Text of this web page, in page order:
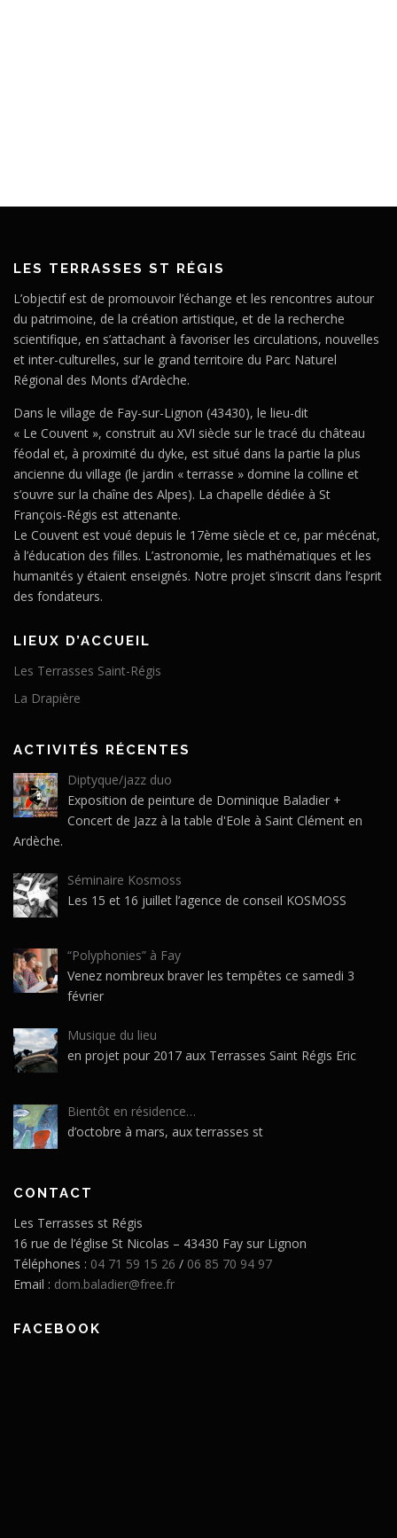
LES TERRASSES ST RÉGIS
L’objectif est de promouvoir l’échange et les rencontres autour
du patrimoine, de la création artistique, et de la recherche
scientifique, en s’attachant à favoriser les circulations, nouvelles
et inter-culturelles, sur le grand territoire du Parc Naturel
Régional des Monts d’Ardèche.
Dans le village de Fay-sur-Lignon (43430), le lieu-dit
« Le Couvent », construit au XVI siècle sur le tracé du château
féodal et, à proximité du dyke, est situé dans la partie la plus
ancienne du village (le jardin « terrasse » domine la colline et
s’ouvre sur la chaîne des Alpes). La chapelle dédiée à St
François-Régis est attenante.
Le Couvent est voué depuis le 17ème siècle et ce, par mécénat,
à l’éducation des filles. L’astronomie, les mathématiques et les
humanités y étaient enseignés. Notre projet s’inscrit dans l’esprit
des fondateurs.
LIEUX D’ACCUEIL
Les Terrasses Saint-Régis
La Drapière
ACTIVITÉS RÉCENTES
Diptyque/jazz duo
Exposition de peinture de Dominique Baladier +
Concert de Jazz à la table d'Eole à Saint Clément en
Ardèche.
Séminaire Kosmoss
Les 15 et 16 juillet l’agence de conseil KOSMOSS
“Polyphonies” à Fay
Venez nombreux braver les tempêtes ce samedi 3
février
Musique du lieu
en projet pour 2017 aux Terrasses Saint Régis Eric
Bientôt en résidence…
d’octobre à mars, aux terrasses st
CONTACT
Les Terrasses st Régis
16 rue de l’église St Nicolas – 43430 Fay sur Lignon
Téléphones : 04 71 59 15 26 / 06 85 70 94 97
Email : dom.baladier@free.fr
FACEBOOK